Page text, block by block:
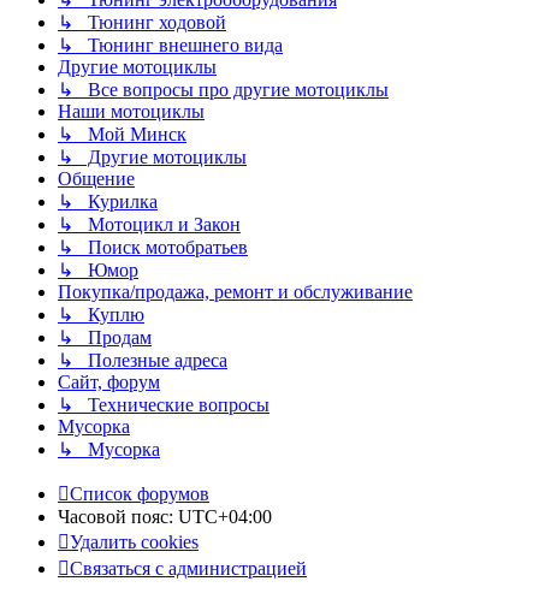
↳ Тюнинг ходовой
↳ Тюнинг внешнего вида
Другие мотоциклы
↳ Все вопросы про другие мотоциклы
Наши мотоциклы
↳ Мой Минск
↳ Другие мотоциклы
Общение
↳ Курилка
↳ Мотоцикл и Закон
↳ Поиск мотобратьев
↳ Юмор
Покупка/продажа, ремонт и обслуживание
↳ Куплю
↳ Продам
↳ Полезные адреса
Сайт, форум
↳ Технические вопросы
Мусорка
↳ Мусорка
Список форумов
Часовой пояс: UTC+04:00
Удалить cookies
Связаться с администрацией